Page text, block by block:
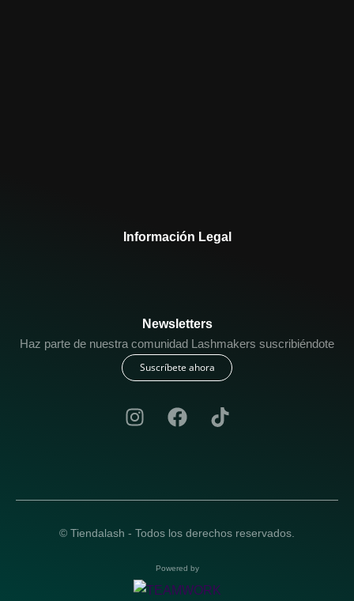
Información Legal
Newsletters
Haz parte de nuestra comunidad Lashmakers suscribiéndote
Suscríbete ahora
© Tiendalash - Todos los derechos reservados.
Powered by